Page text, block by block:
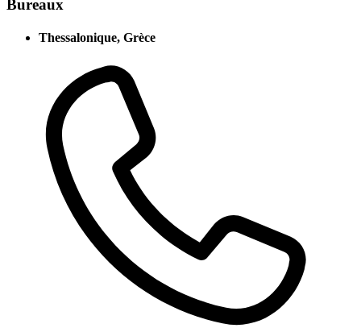
Bureaux
Thessalonique, Grèce